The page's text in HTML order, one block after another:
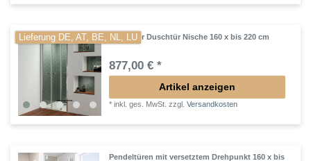
Lieferung DE, AT, BE, NL, LUPendeltür Duschtür Nische 160 x bis 220 cm
877,00 € *
Artikel anzeigen
*inkl. ges. MwSt. zzgl.Versandkosten
Pendeltüren mit versetztem Drehpunkt 160 x bis